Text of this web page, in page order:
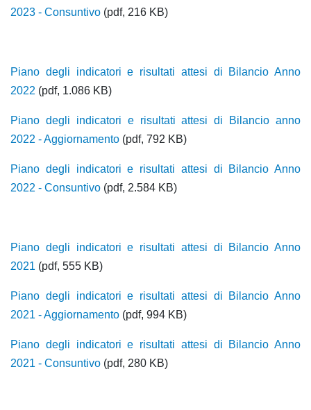
2023 - Consuntivo (pdf, 216 KB)
Piano degli indicatori e risultati attesi di Bilancio Anno
2022 (pdf, 1.086 KB)
Piano degli indicatori e risultati attesi di Bilancio anno
2022 - Aggiornamento (pdf, 792 KB)
Piano degli indicatori e risultati attesi di Bilancio Anno
2022 - Consuntivo (pdf, 2.584 KB)
Piano degli indicatori e risultati attesi di Bilancio Anno
2021 (pdf, 555 KB)
Piano degli indicatori e risultati attesi di Bilancio Anno
2021 - Aggiornamento (pdf, 994 KB)
Piano degli indicatori e risultati attesi di Bilancio Anno
2021 - Consuntivo (pdf, 280 KB)